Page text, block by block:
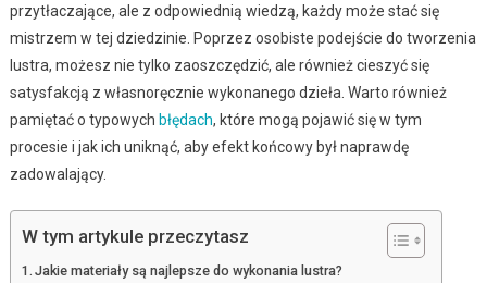
przytłaczające, ale z odpowiednią wiedzą, każdy może stać się
mistrzem w tej dziedzinie. Poprzez osobiste podejście do tworzenia
lustra, możesz nie tylko zaoszczędzić, ale również cieszyć się
satysfakcją z własnoręcznie wykonanego dzieła. Warto również
pamiętać o typowych błędach, które mogą pojawić się w tym
procesie i jak ich uniknąć, aby efekt końcowy był naprawdę
zadowalający.
W tym artykule przeczytasz
Jakie materiały są najlepsze do wykonania lustra?